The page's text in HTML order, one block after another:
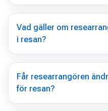
Vad gäller om
i resan?
Får researrangören
för resan?